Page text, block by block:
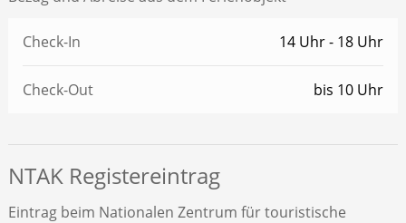
Check-In 14 Uhr - 18 Uhr
Check-Out bis 10 Uhr
NTAK Registereintrag
Eintrag beim Nationalen Zentrum für touristische